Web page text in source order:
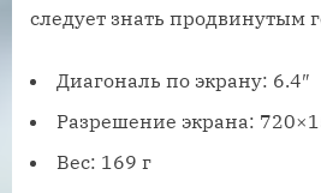
следует знать продвинутым
Диагональ по экрану: 6.4″
Разрешение экрана:
Вес: 169 г